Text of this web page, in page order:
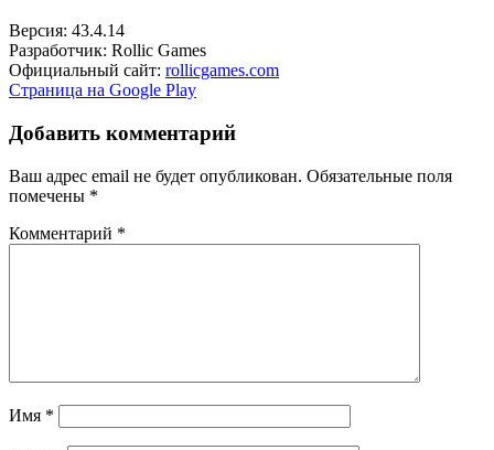
Версия: 43.4.14
Разработчик: Rollic Games
Официальный сайт: rollicgames.com
Страница на Google Play
Добавить комментарий
Ваш адрес email не будет опубликован. Обязательные поля
помечены *
Комментарий *
Имя *